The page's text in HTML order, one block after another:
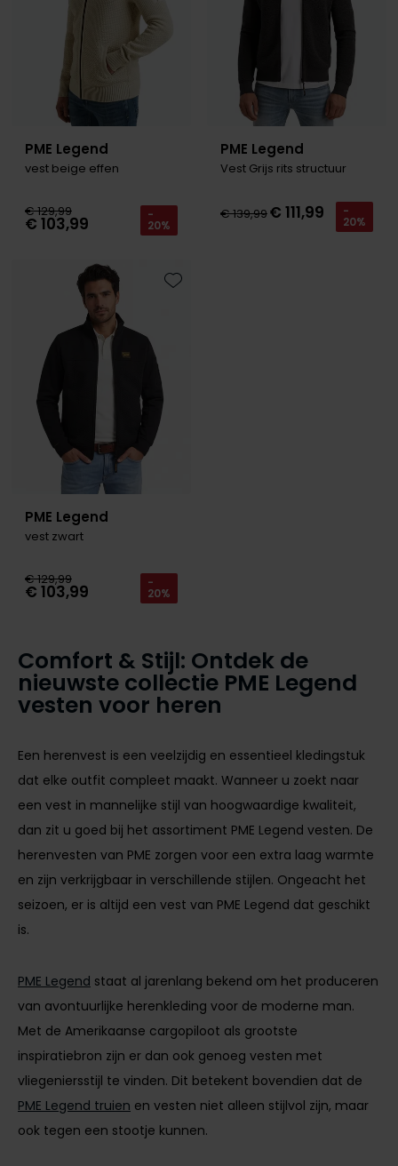
PME Legend
vest beige effen
€ 129,99
€ 103,99 -
20%
PME Legend
Vest Grijs rits structuur
€ 139,99€ 111,99 -
20%
PME Legend
vest zwart
€ 129,99
€ 103,99 -
20%
Comfort & Stijl: Ontdek de
nieuwste collectie PME Legend
vesten voor heren
Een herenvest is een veelzijdig en essentieel kledingstuk
dat elke outfit compleet maakt. Wanneer u zoekt naar
een vest in mannelijke stijl van hoogwaardige kwaliteit,
dan zit u goed bij het assortiment PME Legend vesten. De
herenvesten van PME zorgen voor een extra laag warmte
en zijn verkrijgbaar in verschillende stijlen. Ongeacht het
seizoen, er is altijd een vest van PME Legend dat geschikt
is.
PME Legend staat al jarenlang bekend om het produceren
van avontuurlijke herenkleding voor de moderne man.
Met de Amerikaanse cargopiloot als grootste
inspiratiebron zijn er dan ook genoeg vesten met
vliegeniersstijl te vinden. Dit betekent bovendien dat de
PME Legend truien en vesten niet alleen stijlvol zijn, maar
ook tegen een stootje kunnen.